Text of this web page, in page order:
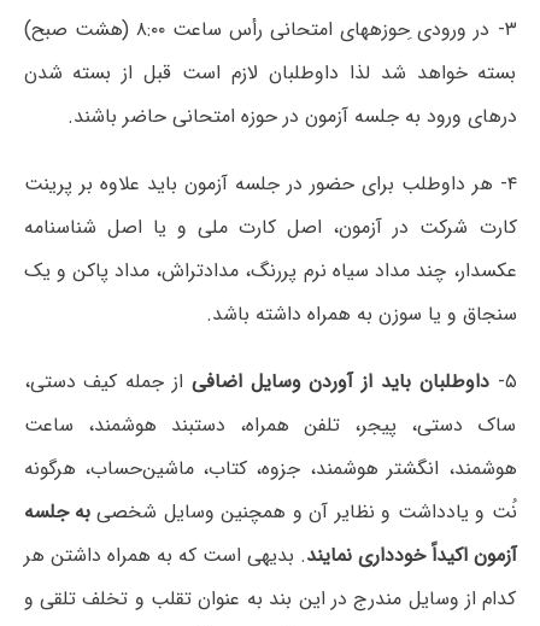
۳- در ورودی ِحوزه­های امتحانی رأس‌ ساعت‌ ۸:۰۰ (هشت صبح)
بسته خواهد شد لذا داوطلبان لازم است قبل از بسته شدن
درهای ورود به جلسه آزمون در حوزه امتحانی حاضر باشند.
۴- هر داوطلب برای حضور در جلسه آزمون باید علاوه بر پرینت
کارت شرکت در آزمون، اصل کارت ملی و یا اصل شناسنامه
عکسدار، چند مداد سیاه نرم پررنگ، مدادتراش، مداد پاکن و یک
سنجاق و یا سوزن به همراه داشته باشد.
۵- داوطلبان باید از آوردن وسایل اضافی از جمله کیف دستی،
ساک دستی، پیجر، تلفن همراه، دستبند هوشمند، ساعت
هوشمند، انگشتر هوشمند، جزوه، کتاب، ماشین‌حساب، هرگونه
نُت و یادداشت و نظایر آن و همچنین وسایل شخصیبه جلسه
آزمون اکیداً خودداری نمایند. بدیهی است که به همراه داشتن هر
کدام از وسایل مندرج در این بند به عنوان تقلب و تخلف تلقی و